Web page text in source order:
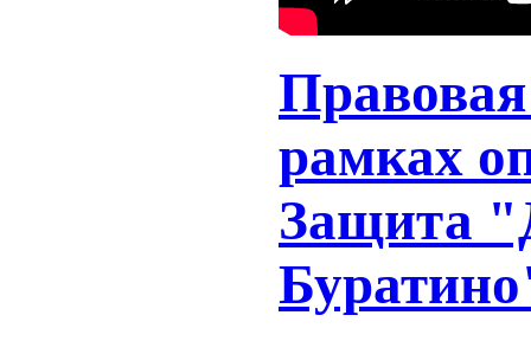
рамках
Защита